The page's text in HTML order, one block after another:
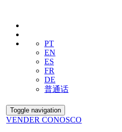
PT
EN
ES
FR
DE
普通话
Toggle navigation
VENDER CONOSCO